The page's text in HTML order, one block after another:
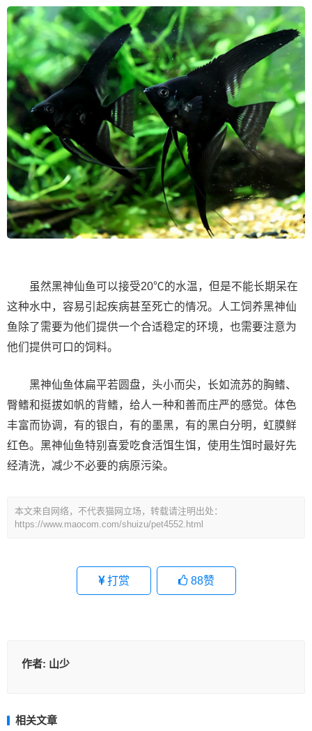
虽然黑神仙鱼可以接受20℃的水温，但是不能长期呆在
这种水中，容易引起疾病甚至死亡的情况。人工饲养黑神仙
鱼除了需要为他们提供一个合适稳定的环境，也需要注意为
他们提供可口的饲料。
黑神仙鱼体扁平若圆盘，头小而尖，长如流苏的胸鳍、
臀鳍和挺拔如帆的背鳍，给人一种和善而庄严的感觉。体色
丰富而协调，有的银白，有的墨黑，有的黑白分明，虹膜鲜
红色。黑神仙鱼特别喜爱吃食活饵生饵，使用生饵时最好先
经清洗，减少不必要的病原污染。
本文来自网络，不代表猫网立场，转载请注明出处：
https://www.maocom.com/shuizu/pet4552.html
打赏 88赞
作者: 山少
相关文章